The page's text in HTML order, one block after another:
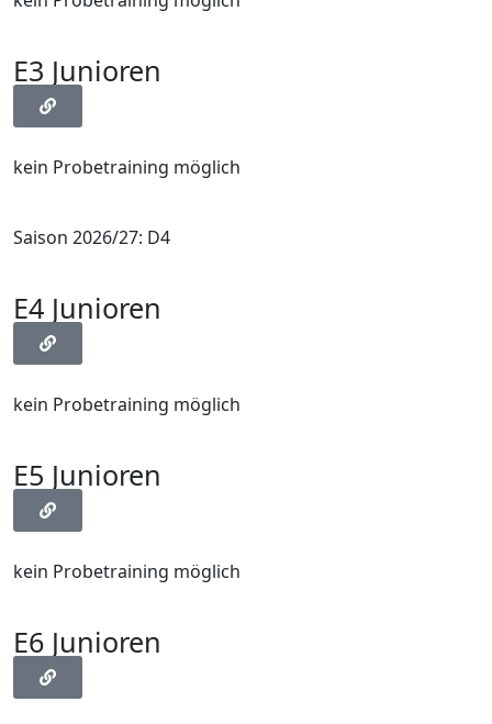
E3 Junioren
kein Probetraining möglich
Saison 2026/27: D4
E4 Junioren
kein Probetraining möglich
E5 Junioren
kein Probetraining möglich
E6 Junioren